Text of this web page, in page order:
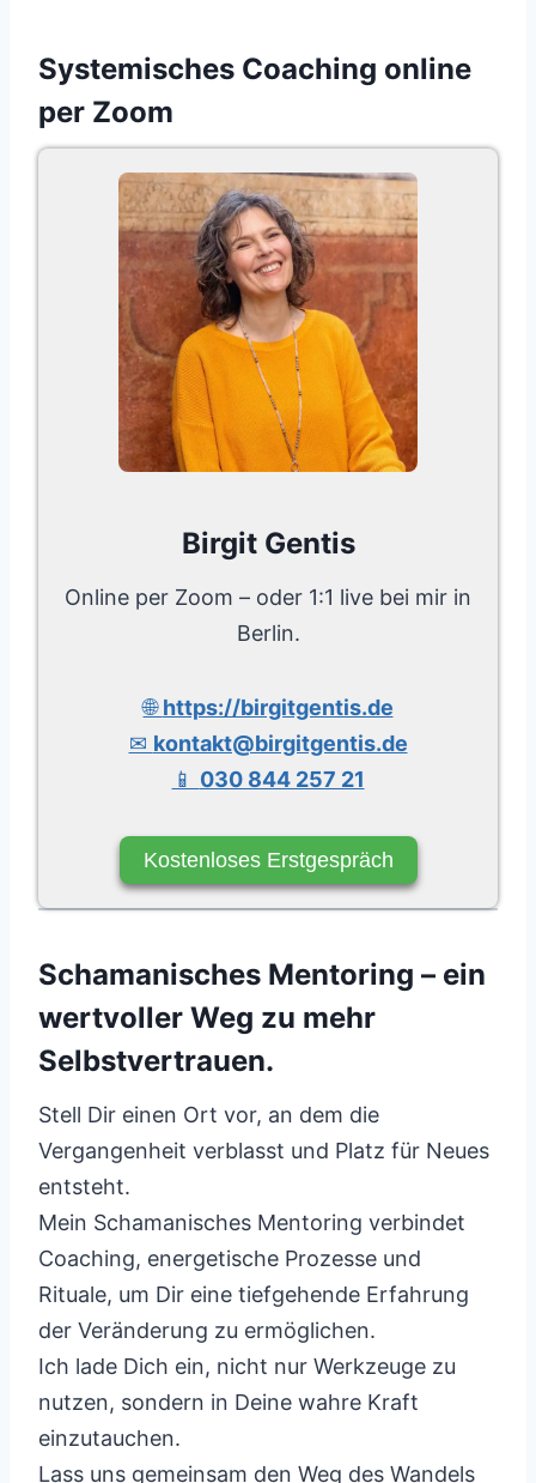
Systemisches Coaching online
per Zoom
Birgit Gentis
Online per Zoom – oder 1:1 live bei mir in
Berlin.
🌐https://birgitgentis.de
✉ kontakt@birgitgentis.de
📱 030 844 257 21
Kostenloses Erstgespräch
Schamanisches Mentoring – ein
wertvoller Weg zu mehr
Selbstvertrauen.
Stell Dir einen Ort vor, an dem die
Vergangenheit verblasst und Platz für Neues
entsteht.
Mein Schamanisches Mentoring verbindet
Coaching, energetische Prozesse und
Rituale, um Dir eine tiefgehende Erfahrung
der Veränderung zu ermöglichen.
Ich lade Dich ein, nicht nur Werkzeuge zu
nutzen, sondern in Deine wahre Kraft
einzutauchen.
Lass uns gemeinsam den Weg des Wandels